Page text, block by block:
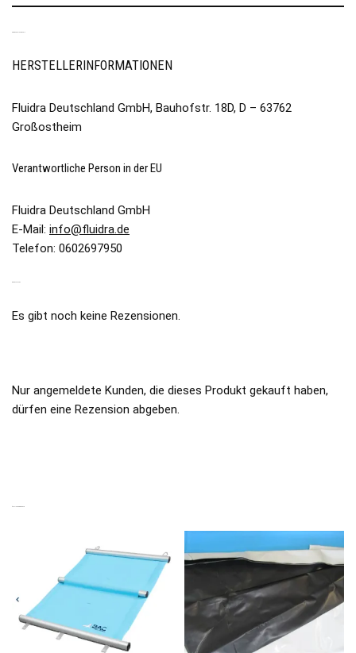
HERSTELLERINFORMATIONEN
Fluidra Deutschland GmbH, Bauhofstr. 18D, D – 63762
Großostheim
Verantwortliche Person in der EU
Fluidra Deutschland GmbH
E-Mail: info@fluidra.de
Telefon: 0602697950
Es gibt noch keine Rezensionen.
Nur angemeldete Kunden, die dieses Produkt gekauft haben,
dürfen eine Rezension abgeben.